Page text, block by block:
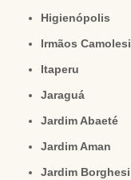
Higienópolis
Irmãos Camolesi
Itaperu
Jaraguá
Jardim Abaeté
Jardim Aman
Jardim Borghesi